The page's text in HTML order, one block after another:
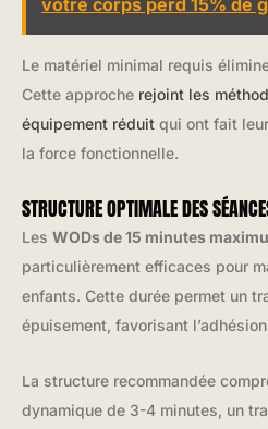
votre corps perd 15% de
Le matériel minimal requis
Cette approche rejoint les
équipement réduit qui ont fait
la force fonctionnelle.
STRUCTURE OPTIMALE DES
Les WODs de 15 minutes
particulièrement efficaces pour
enfants. Cette durée permet un
épuisement, favorisant
La structure recommandée
dynamique de 3-4 minutes, un